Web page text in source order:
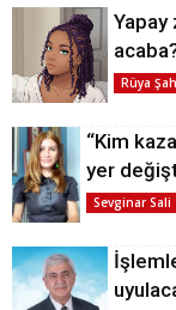
Rüya
“Kim
yer
Sevginar Sali